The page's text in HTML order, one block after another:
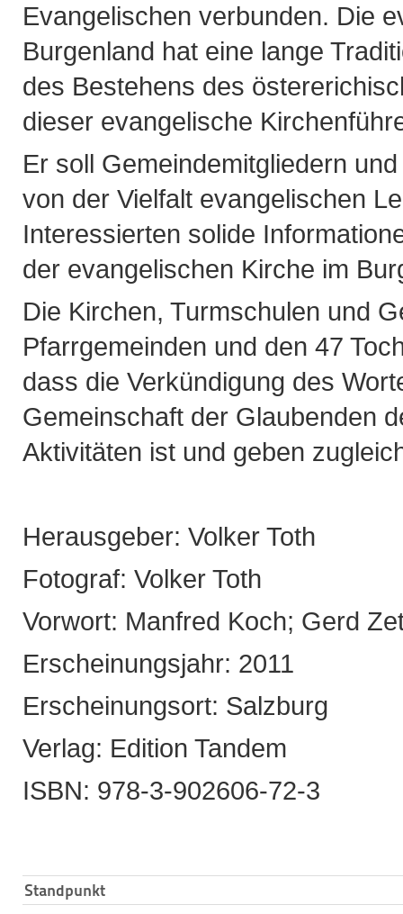
Evangelischen verbunden. Die
Burgenland hat eine lange
des Bestehens des
dieser evangelische
Er soll Gemeindemitgliedern
von der Vielfalt evangelischen
Interessierten solide
der evangelischen Kirche im
Die Kirchen, Turmschulen und
Pfarrgemeinden und den 47
dass die Verkündigung des
Gemeinschaft der Glaubenden
Aktivitäten ist und geben
Herausgeber: Volker Toth
Fotograf: Volker Toth
Vorwort: Manfred Koch; Gerd
Erscheinungsjahr: 2011
Erscheinungsort: Salzburg
Verlag: Edition Tandem
ISBN: 978-3-902606-72-3
Standpunkt